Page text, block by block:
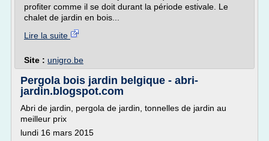
profiter comme il se doit durant la période estivale. Le
chalet de jardin en bois...
Lire la suite
Site : unigro.be
Pergola bois jardin belgique - abri-
jardin.blogspot.com
Abri de jardin, pergola de jardin, tonnelles de jardin au
meilleur prix
lundi 16 mars 2015